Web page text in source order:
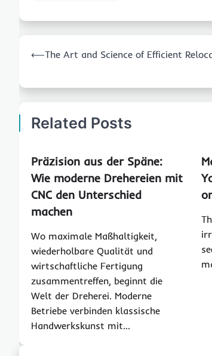
navigation
⟵The Art and Science of Efficient
Related Posts
Präzision aus der Späne:
Wie moderne Drehereien mit
CNC den Unterschied
machen
Wo maximale Maßhaltigkeit,
wiederholbare Qualität und
wirtschaftliche Fertigung
zusammentreffen, beginnt die
Welt der Dreherei. Moderne
Betriebe verbinden klassische
Handwerkskunst mit…